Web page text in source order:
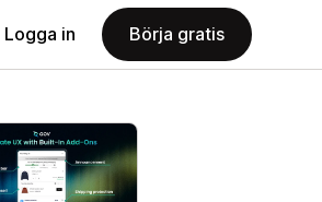
Logga in Börja gratis